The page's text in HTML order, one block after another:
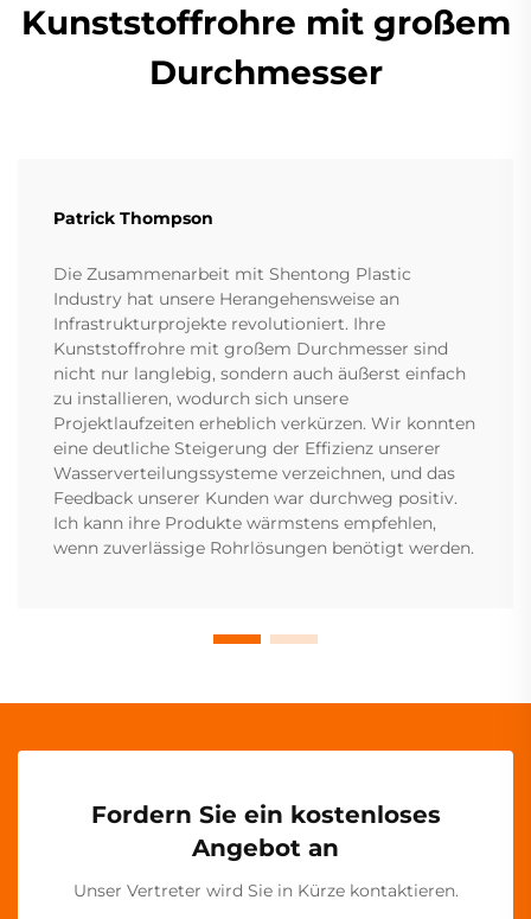
Kunststoffrohre mit großem
Durchmesser
Patrick Thompson
Die Zusammenarbeit mit Shentong Plastic
Industry hat unsere Herangehensweise an
Infrastrukturprojekte revolutioniert. Ihre
Kunststoffrohre mit großem Durchmesser sind
nicht nur langlebig, sondern auch äußerst einfach
zu installieren, wodurch sich unsere
Projektlaufzeiten erheblich verkürzen. Wir konnten
eine deutliche Steigerung der Effizienz unserer
Wasserverteilungssysteme verzeichnen, und das
Feedback unserer Kunden war durchweg positiv.
Ich kann ihre Produkte wärmstens empfehlen,
wenn zuverlässige Rohrlösungen benötigt werden.
Fordern Sie ein kostenloses
Angebot an
Unser Vertreter wird Sie in Kürze kontaktieren.